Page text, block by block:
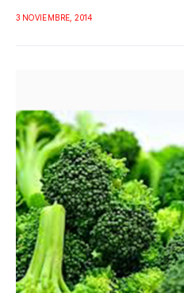
3 NOVIEMBRE, 2014